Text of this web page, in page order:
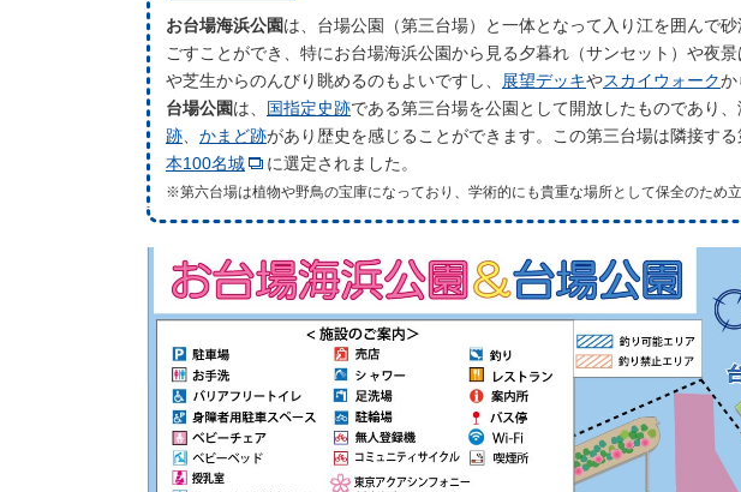
お台場海浜公園は、台場公園（第三台場）と一体となって入り江を囲んで
ごすことができ、特にお台場海浜公園から見る夕暮れ（サンセット）や夜
や芝生からのんびり眺めるのもよいですし、
展望デッキやスカイウォークか
台場公園は、 国指定史跡である第三台場を公園として開放したものであり
跡
かまど跡があり歴史を感じることができます。この第三台場は隣接す
本100名城
に選定されました。
※第六台場は植物や野鳥の宝庫になっており、学術的にも貴重な場所として保全のため立